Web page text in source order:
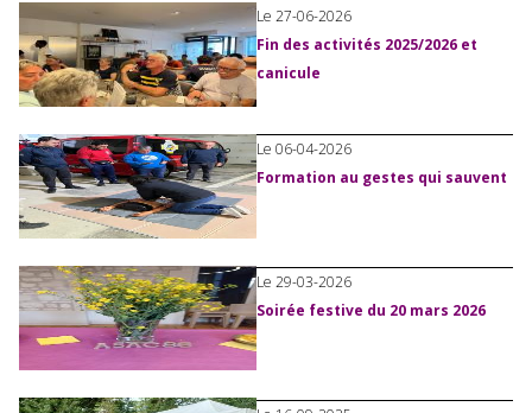
Le 27-06-2026
Fin des activités 2025/2026 et
canicule
Le 06-04-2026
Formation au gestes qui sauvent
Le 29-03-2026
Soirée festive du 20 mars 2026